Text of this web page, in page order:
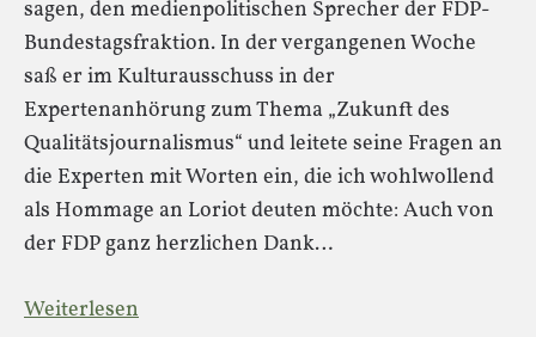
sagen, den medienpolitischen Sprecher der FDP-
Bundestagsfraktion. In der vergangenen Woche
saß er im Kulturausschuss in der
Expertenanhörung zum Thema „Zukunft des
Qualitätsjournalismus“ und leitete seine Fragen an
die Experten mit Worten ein, die ich wohlwollend
als Hommage an Loriot deuten möchte: Auch von
der FDP ganz herzlichen Dank…
Weiterlesen